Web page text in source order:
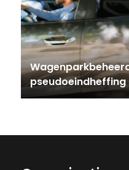
pseudoeindheffing